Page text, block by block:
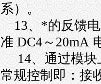
系）。
13、*的反馈电
准 DC4～20mA
14、通过模块
常规控制即：接